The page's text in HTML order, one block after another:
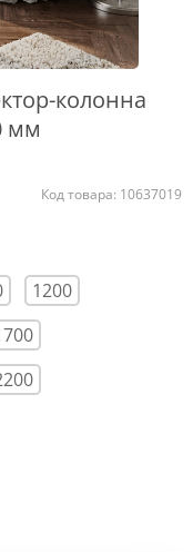
колонна
мм
Код товара: 10637019
1200